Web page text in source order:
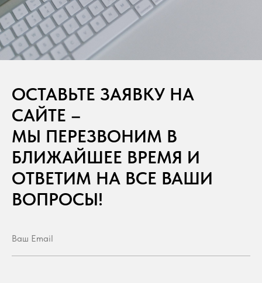
ОСТАВЬТЕ ЗАЯВКУ НА
САЙТЕ –
МЫ ПЕРЕЗВОНИМ В
БЛИЖАЙШЕЕ ВРЕМЯ И
ОТВЕТИМ НА ВСЕ ВАШИ
ВОПРОСЫ!